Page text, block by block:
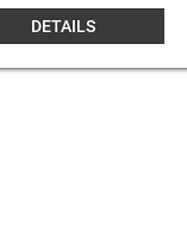
DETAILS